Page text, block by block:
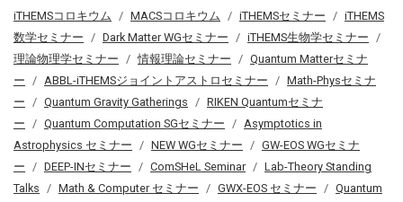
iTHEMSコロキウム MACSコロキウム iTHEMSセミナー
iTHEMS
数学セミナー
Dark Matter WGセミナー
iTHEMS生物学セミナー
理論物理学セミナー
情報理論セミナー
Quantum Matterセミナ
ー
ABBL-iTHEMSジョイントアストロセミナー
Math-Physセミナ
ー
Quantum Gravity Gatherings
RIKEN Quantumセミナ
ー
Quantum Computation SGセミナー
Asymptotics in
Astrophysics セミナー
NEW WGセミナー
GW-EOS WGセミナ
ー
DEEP-INセミナー ComSHeL Seminar
Lab-Theory Standing
Talks
Math & Computer セミナー GWX-EOS セミナー
Quantum